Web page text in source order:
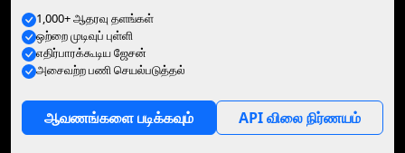
1,000+ ஆதரவு தளங்கள்
ஒற்றை முடிவுப் புள்ளி
எதிர்பாரக்கூடிய ஜேசன்
அசைவற்ற பணி செயல்படுத்தல்
ஆவணங்களை படிக்கவும் API விலை நிர்ணயம்